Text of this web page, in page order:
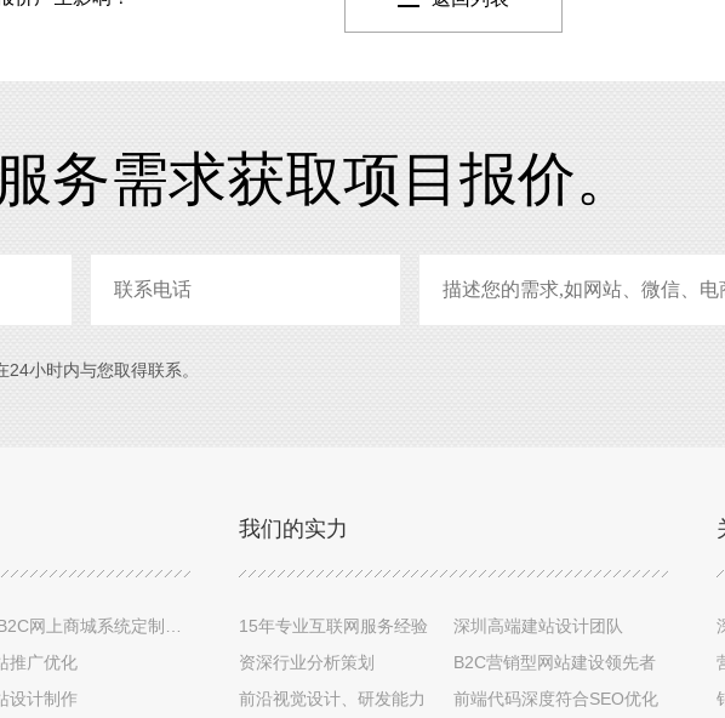
务需求获取项目报价。
小时内与您取得联系。
推广优化
设计制作
我们的实力
15年专业互联网服务经验
深圳高端建站设计团队
资深行业分析策划
B2C营销型网站建设领先者
前沿视觉设计、研发能力
前端代码深度符合SEO优化